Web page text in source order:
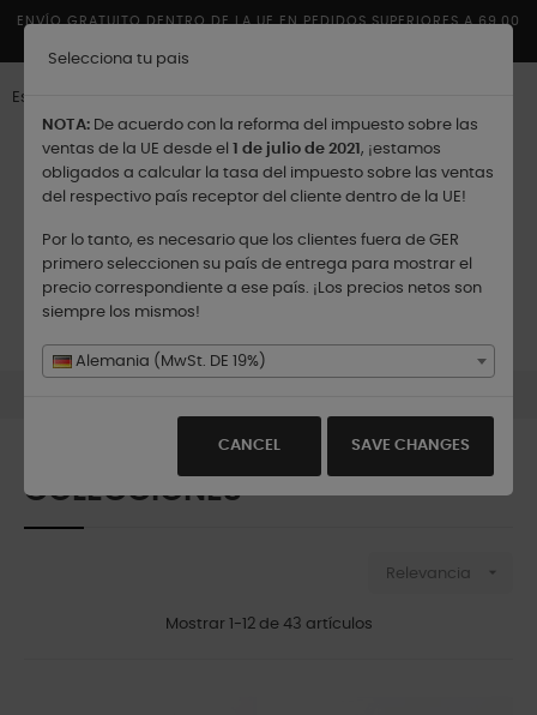
Selecciona tu pais
NOTA: De acuerdo con la reforma del impuesto sobre las
ventas de la UE desde el 1 de julio de 2021 , ¡estamos
obligados a calcular la tasa del impuesto sobre las ventas
del respectivo país receptor del cliente dentro de la UE!
Por lo tanto, es necesario que los clientes fuera de GER
primero seleccionen su país de entrega para mostrar el
precio correspondiente a ese país. ¡Los precios netos son
siempre los mismos!
Alemania (MwSt. DE 19%)
CANCEL SAVE CHANGES
ENVÍO GRATUITO DENTRO DE LA UE EN PEDIDOS SUPERIORES A 69,00
Español
Enviar a:
Navegación
de
palanca
☰
COLECCIONES
Relevancia 
Mostrar 1-12 de 43 artículos